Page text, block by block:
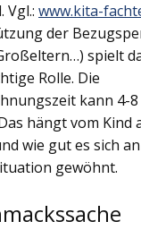
Vgl.: www.kita-
der
spielt
Rolle. Die
kann 4-8
hängt vom Kind
wie gut es sich
gewöhnt.